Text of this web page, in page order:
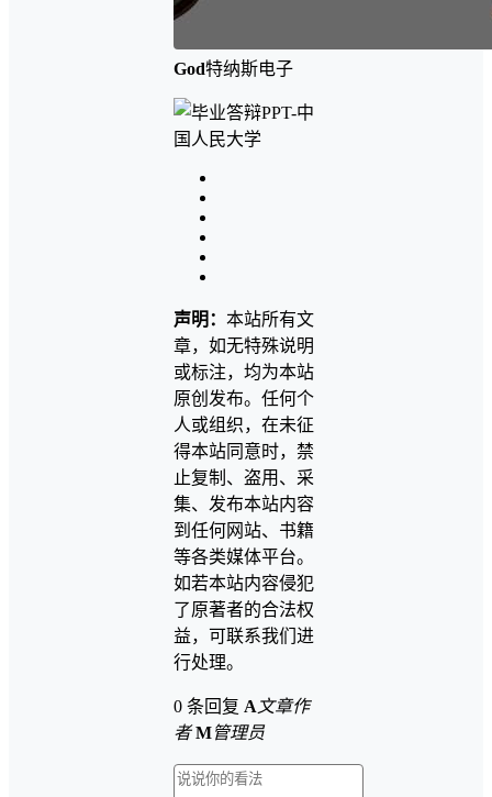
God特纳斯电子
声明： 本站所有文
章，如无特殊说明
或标注，均为本站
原创发布。任何个
人或组织，在未征
得本站同意时，禁
止复制、盗用、采
集、发布本站内容
到任何网站、书籍
等各类媒体平台。
如若本站内容侵犯
了原著者的合法权
益，可联系我们进
行处理。
0 条回复 A 文章作
者 M管理员